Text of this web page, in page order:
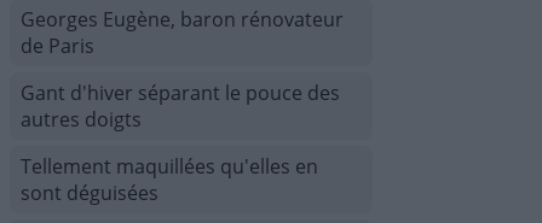
Georges Eugène, baron rénovateur
de Paris
Gant d'hiver séparant le pouce des
autres doigts
Tellement maquillées qu'elles en
sont déguisées